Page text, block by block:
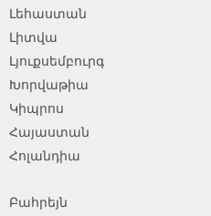
Լեհաստան
Լիտվա
Լյուքսեմբուրգ
Խորվաթիա
Կիպրոս
Հայաստան
Հոլանդիա
Բահրեյն